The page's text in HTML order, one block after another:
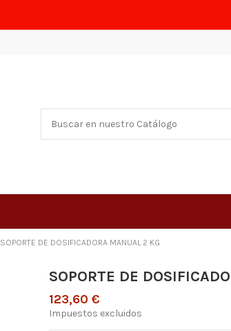
SOPORTE DE DOSIFICADORA MANUAL 2 KG
SOPORTE DE
123,60 €
Impuestos excluidos